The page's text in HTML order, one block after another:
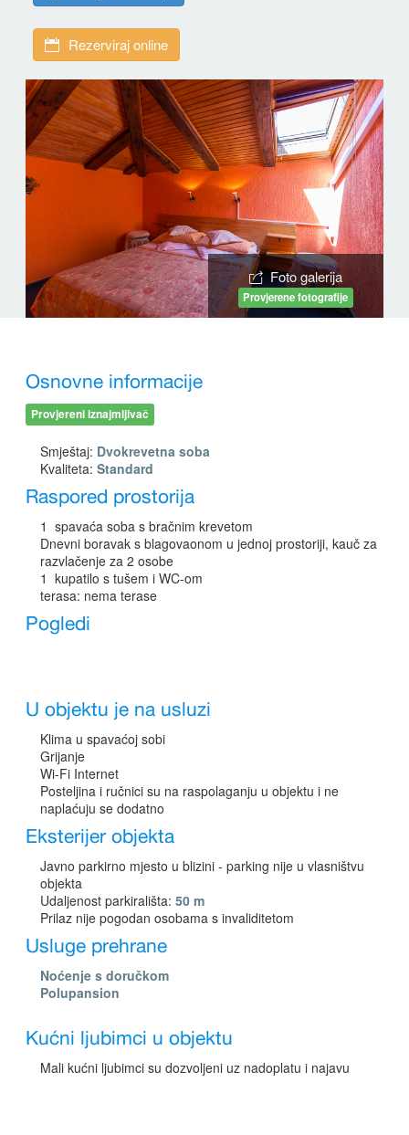
Rezerviraj online
Foto galerija
Provjerene fotografije
Osnovne informacije
Provjereni iznajmljivač
Smještaj: Dvokrevetna soba
Kvaliteta: Standard
Raspored prostorija
1 spavaća soba s bračnim krevetom
Dnevni boravak s blagovaonom u jednoj prostoriji, kauč za
razvlačenje za 2 osobe
1 kupatilo s tušem i WC-om
terasa: nema terase
Pogledi
U objektu je na usluzi
Klima u spavaćoj sobi
Grijanje
Wi-Fi Internet
Posteljina i ručnici su na raspolaganju u objektu i ne
naplaćuju se dodatno
Eksterijer objekta
Javno parkirno mjesto u blizini - parking nije u vlasništvu
objekta
Udaljenost parkirališta: 50 m
Prilaz nije pogodan osobama s invaliditetom
Usluge prehrane
Noćenje s doručkom
Polupansion
Kućni ljubimci u objektu
Mali kućni ljubimci su dozvoljeni uz nadoplatu i najavu